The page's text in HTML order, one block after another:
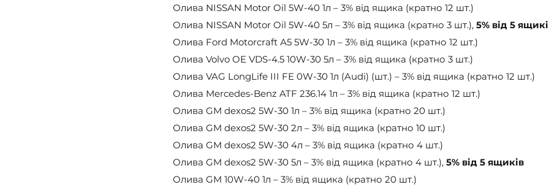
Олива NISSAN Motor Oil 5W-40 1л – 3% від ящика (кратно 12 шт.)
Олива NISSAN Motor Oil 5W-40 5л – 3% від ящика (кратно 3 шт.), 5% від 5
Олива Ford Motorcraft А5 5W-30 1л – 3% від ящика (кратно 12 шт.)
Олива Volvo OE VDS-4.5 10W-30 5л – 3% від ящика (кратно 3 шт.)
Олива VAG LongLife III FE 0W-30 1л (Audi) (шт.) – 3% від ящика (кратно 12 шт.)
Олива Mercedes-Benz ATF 236.14 1л – 3% від ящика (кратно 12 шт.)
Олива GM dexos2 5W-30 1л – 3% від ящика (кратно 20 шт.)
Олива GM dexos2 5W-30 2л – 3% від ящика (кратно 10 шт.)
Олива GM dexos2 5W-30 4л – 3% від ящика (кратно 4 шт.)
Олива GM dexos2 5W-30 5л – 3% від ящика (кратно 4 шт.), 5% від 5 ящиків
Олива GM 10W-40 1л – 3% від ящика (кратно 20 шт.)